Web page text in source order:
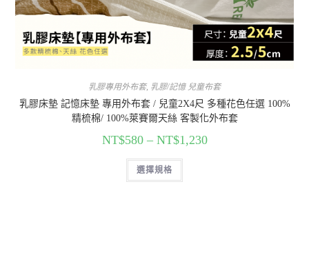
乳膠專用外布套, 乳膠/記憶 兒童布套
乳膠床墊 記憶床墊 專用外布套 / 兒童2X4尺 多種花色任選 100%
精梳棉/ 100%萊賽爾天絲 客製化外布套
NT$580– NT$1,230
選擇規格